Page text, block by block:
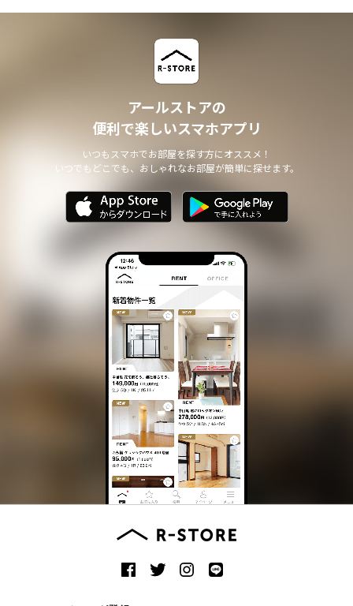
アールストアの
便利で楽しいスマホアプリ
いつもスマホでお部屋を探す方にオススメ！
いつでもどこでも、おしゃれなお部屋が簡単に探せます。